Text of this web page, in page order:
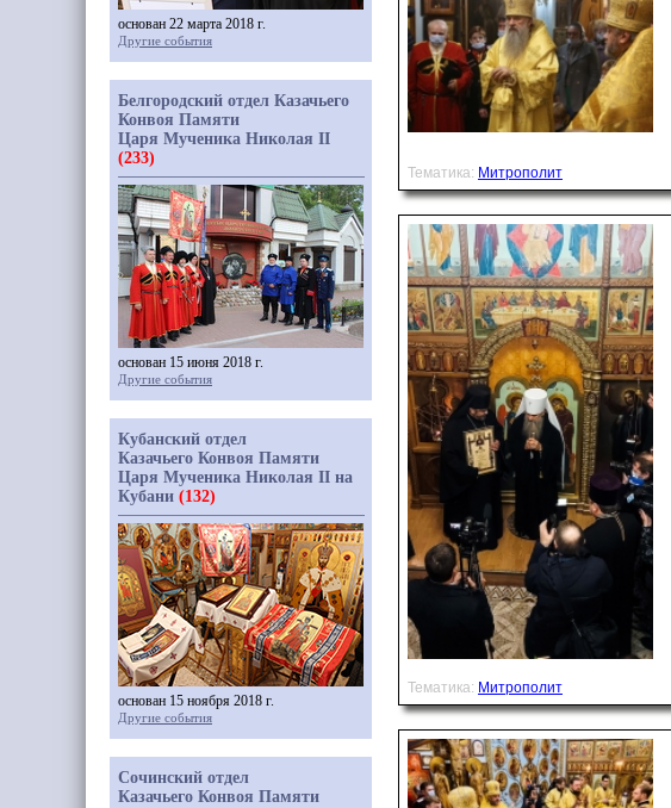
Тематика: Митрополит
Тематика: Митрополит
основан 22 марта 2018 г.
Другие события
Белгородский отдел Казачьего
Конвоя Памяти
Царя Мученика Николая II
(233)
основан 15 июня 2018 г.
Другие события
Кубанский отдел
Казачьего Конвоя Памяти
Царя Мученика Николая II на
Кубани (132)
основан 15 ноября 2018 г.
Другие события
Сочинский отдел
Казачьего Конвоя Памяти